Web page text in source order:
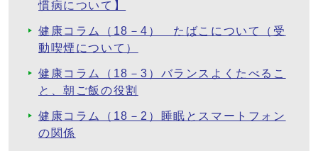
慣病について】
健康コラム（18－4） たばこについて（受
動喫煙について）
健康コラム（18－3）バランスよくたべるこ
と、朝ご飯の役割
健康コラム（18－2）睡眠とスマートフォン
の関係